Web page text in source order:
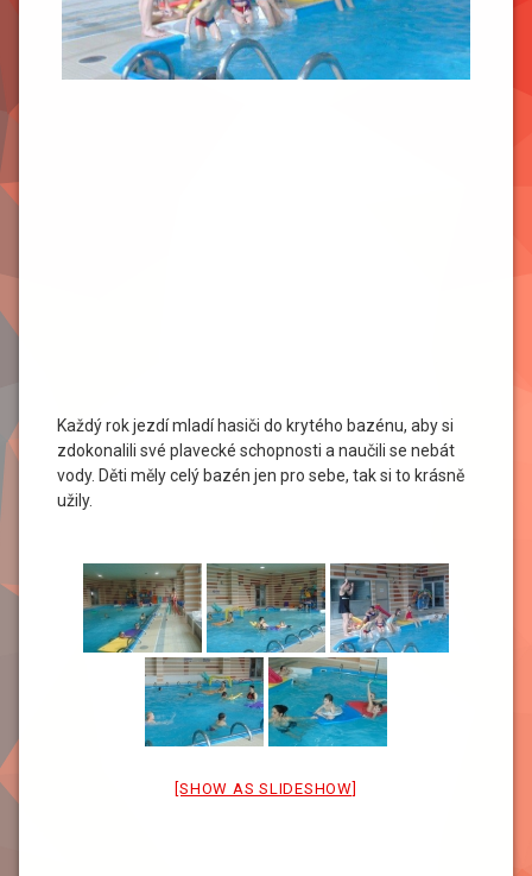
Každý rok jezdí mladí hasiči do krytého bazénu, aby si
zdokonalili své plavecké schopnosti a naučili se nebát
vody. Děti měly celý bazén jen pro sebe, tak si to krásně
užily.
[SHOW AS SLIDESHOW]